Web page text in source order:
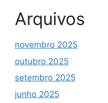
Arquivos
novembro 2025
outubro 2025
setembro 2025
junho 2025